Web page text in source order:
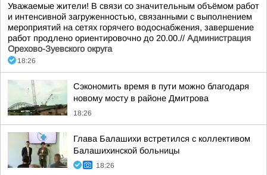
Уважаемые жители! В связи со значительным объёмом работ
и интенсивной загруженностью, связанными с выполнением
мероприятий на сетях горячего водоснабжения, завершение
работ продлено ориентировочно до 20.00.// Администрация
Орехово-Зуевского округа
18:26
Сэкономить время в пути можно благодаря
новому мосту в районе Дмитрова
18:26
Глава Балашихи встретился с коллективом
Балашихинской больницы
18:26